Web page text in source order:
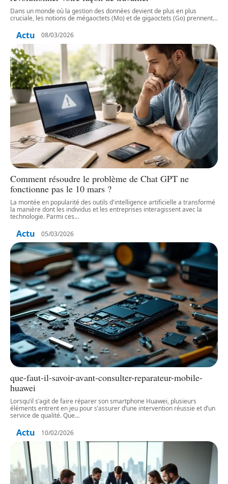
Dans un monde où la gestion des données devient de plus en plus
cruciale, les notions de mégaoctets (Mo) et de gigaoctets (Go) prennent…
Actu 08/03/2026
Comment résoudre le problème de Chat GPT ne
fonctionne pas le 10 mars ?
La montée en popularité des outils d'intelligence artificielle a transformé
la manière dont les individus et les entreprises interagissent avec la
technologie. Parmi ces…
Actu 05/03/2026
que-faut-il-savoir-avant-consulter-reparateur-mobile-
huawei
Lorsqu’il s’agit de faire réparer son smartphone Huawei, plusieurs
éléments entrent en jeu pour s’assurer d’une intervention réussie et d’un
service de qualité. Que…
Actu 10/02/2026